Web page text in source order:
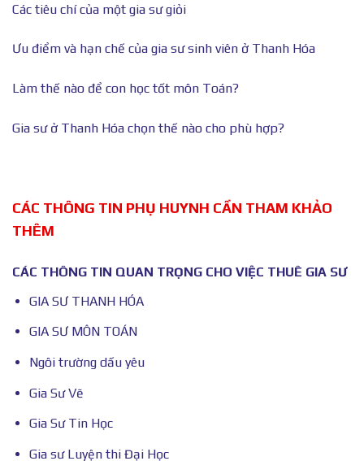
Các tiêu chí của một gia sư giỏi
Ưu điểm và hạn chế của gia sư sinh viên ở Thanh Hóa
Làm thế nào để con học tốt môn Toán?
Gia sư ở Thanh Hóa chọn thế nào cho phù hợp?
CÁC THÔNG TIN PHỤ HUYNH CẦN THAM KHẢO
THÊM
CÁC THÔNG TIN QUAN TRỌNG CHO VIỆC THUÊ GIA SƯ
GIA SƯ THANH HÓA
GIA SƯ MÔN TOÁN
Ngôi trường dấu yêu
Gia Sư Vẽ
Gia Sư Tin Học
Gia sư Luyện thi Đại Học